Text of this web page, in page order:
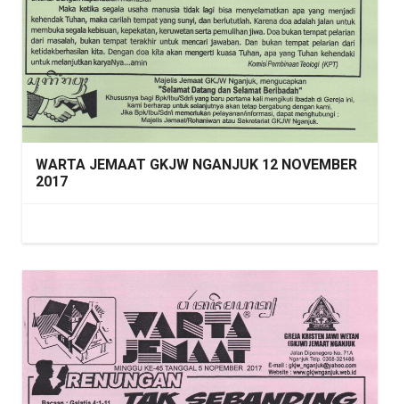
WARTA JEMAAT GKJW NGANJUK 12 NOVEMBER
2017